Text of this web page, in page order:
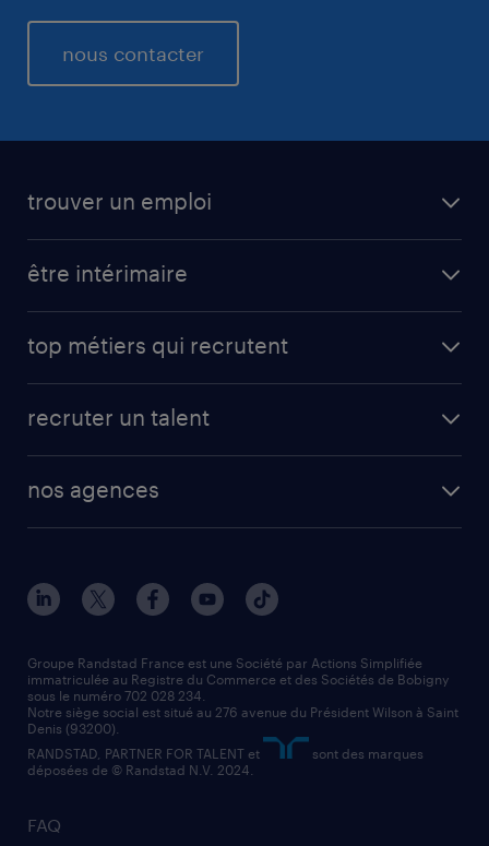
nous contacter
trouver un emploi
être intérimaire
top métiers qui recrutent
recruter un talent
nos agences
FAQ
Groupe Randstad France est une Société par Actions Simplifiée
immatriculée au Registre du Commerce et des Sociétés de Bobigny
sous le numéro 702 028 234.
Notre siège social est situé au 276 avenue du Président Wilson à Saint
Denis (93200).
RANDSTAD, PARTNER FOR TALENT et
sont des marques
déposées de © Randstad N.V. 2024.